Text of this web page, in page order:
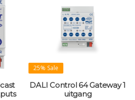
25% Sale
DALI Control 64 Gateway 1
uitgang